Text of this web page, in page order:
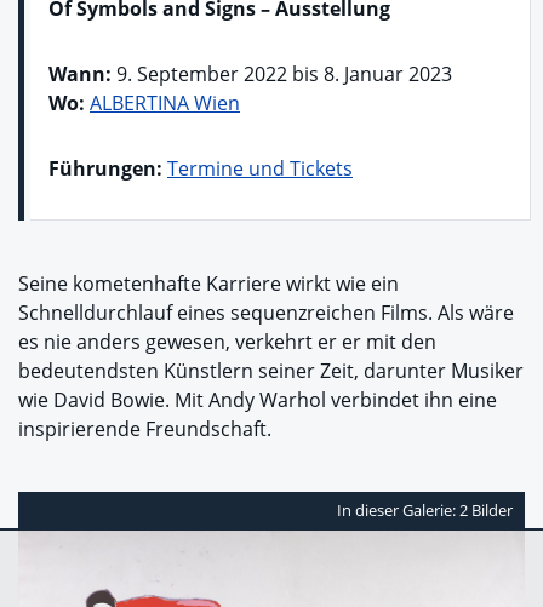
Of Symbols and Signs – Ausstellung
Wann: 9. September 2022 bis 8. Januar 2023
Wo: ALBERTINA Wien
Führungen: Termine und Tickets
Seine kometenhafte Karriere wirkt wie ein
Schnelldurchlauf eines sequenzreichen Films. Als wäre
es nie anders gewesen, verkehrt er er mit den
bedeutendsten Künstlern seiner Zeit, darunter Musiker
wie David Bowie. Mit Andy Warhol verbindet ihn eine
inspirierende Freundschaft.
In dieser Galerie: 2 Bilder